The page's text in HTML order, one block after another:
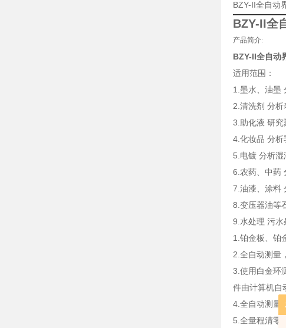
BZY-II全自动
BZY-II全
产品简介:
BZY-II全自动
适用范围：
1.墨水、油墨
2.清洗剂 分
3.助化液 研究
4.化妆品 分析
5.电镀 分析湿
6.农药、中药
7.油漆、涂料
8.变压器油等
9.水处理 污
1.铂金板、铂
2.全自动测量
3.使用白金环
件由计算机自
4.全自动测量
5.全量程清零